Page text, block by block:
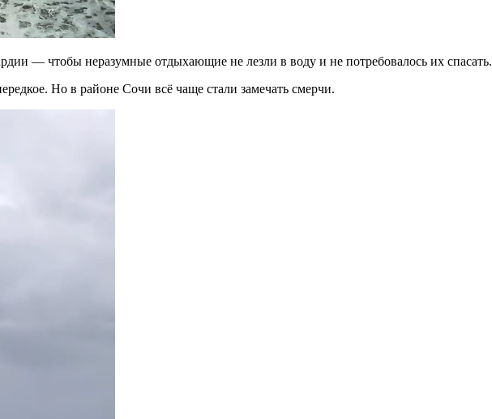
— чтобы неразумные отдыхающие не лезли в воду и не потребовалось их спасать.
Но в районе Сочи всё чаще стали замечать смерчи.